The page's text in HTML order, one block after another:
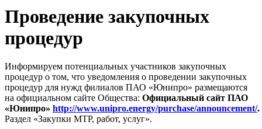
Проведение закупочных
процедур
Информируем потенциальных участников закупочных
процедур о том, что уведомления о проведении закупочных
процедур для нужд филиалов ПАО «Юнипро» размещаются
на официальном сайте Общества: Официальный сайт ПАО
«Юнипро» http://www.unipro.energy/purchase/announcement/.
Раздел «Закупки МТР, работ, услуг».